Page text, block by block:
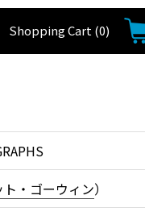
いて
法に関する表示
ーポリシー
Shopping Cart (0)
ト・ゴーウィン）